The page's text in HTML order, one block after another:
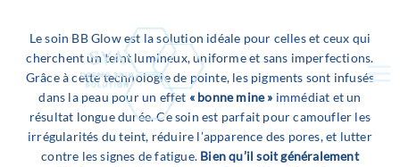
contenu
Le soin BB Glow est la solution idéale pour celles et ceux qui
cherchent un teint lumineux, uniforme et sans imperfections.
Grâce à cette technologie de pointe, les pigments sont infusés
dans la peau pour un effet « bonne mine » immédiat et un
résultat longue durée. Ce soin est parfait pour camoufler les
irrégularités du teint, réduire l’apparence des pores, et lutter
contre les signes de fatigue. Bien qu’il soit généralement